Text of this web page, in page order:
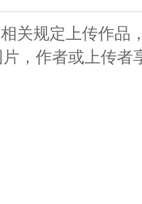
关规定上传作品
，作者或上传者